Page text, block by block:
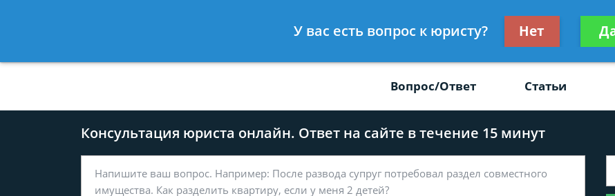
8 812 509-27-47
Получите
Вопрос/Ответ Статьи
Консультация юриста онлайн. Ответ на сайте в течение 15 минут
У вас есть вопрос к юристу? Нет